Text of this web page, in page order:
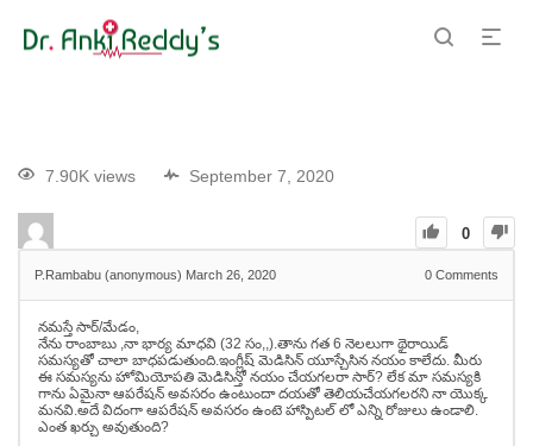
7.90K views September 7, 2020
0
P.Rambabu (anonymous) March 26, 2020 0 Comments
నమస్తే సార్/మేడం,
నేను రాంబాబు ,నా భార్య మాధవి (32 సం,,).తాను గత 6 నెలలుగా థైరాయిడ్
సమస్యతో చాలా బాధపడుతుంది.ఇంగ్లీష్ మెడిసిన్ యూస్చేసిన నయం కాలేదు. మీరు
ఈ సమస్యను హోమియోపతి మెడిసిన్తో నయం చేయగలరా సార్? లేక మా సమస్యకి
గాను ఏమైనా ఆపరేషన్ అవసరం ఉంటుందా దయతో తెలియచేయగలరని నా యొక్క
మనవి.అదే విదంగా ఆపరేషన్ అవసరం ఉంటె హాస్పిటల్ లో ఎన్ని రోజులు ఉండాలి.
ఎంత ఖర్చు అవుతుంది?